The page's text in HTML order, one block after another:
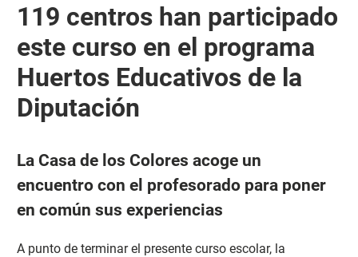
119 centros han participado
este curso en el programa
Huertos Educativos de la
Diputación
La Casa de los Colores acoge un
encuentro con el profesorado para poner
en común sus experiencias
A punto de terminar el presente curso escolar, la